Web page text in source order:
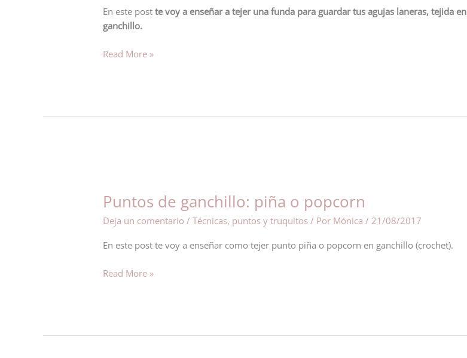
En este postte voy a enseñar a tejer una funda para guardar tus agujas laneras, tejida en
ganchillo.
laneras
Read More »
Puntos de ganchillo: piña o popcorn
Deja un comentario /Técnicas, puntos y truquitos / Por Mónica/21/08/2017
En este post te voy a enseñar como tejer punto piña o popcorn en ganchillo (crochet).
ganchillo:
o
popcorn
Read More »